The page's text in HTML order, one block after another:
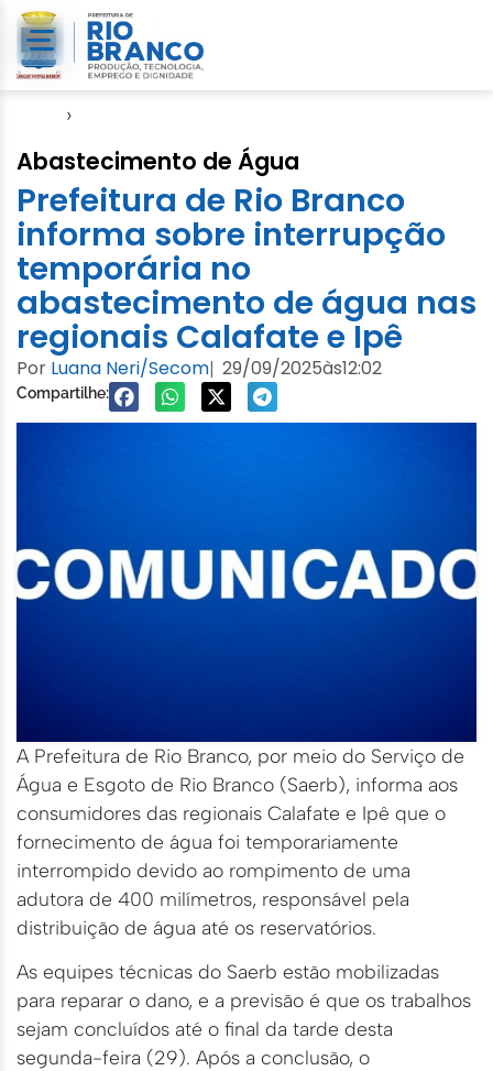
›
Abastecimento de Água
Prefeitura de Rio Branco
informa sobre interrupção
temporária no
abastecimento de água nas
regionais Calafate e Ipê
Por Luana Neri/Secom| 29/09/2025às12:02
Compartilhe:
A Prefeitura de Rio Branco, por meio do Serviço de
Água e Esgoto de Rio Branco (Saerb), informa aos
consumidores das regionais Calafate e Ipê que o
fornecimento de água foi temporariamente
interrompido devido ao rompimento de uma
adutora de 400 milímetros, responsável pela
distribuição de água até os reservatórios.
As equipes técnicas do Saerb estão mobilizadas
para reparar o dano, e a previsão é que os trabalhos
sejam concluídos até o final da tarde desta
segunda-feira (29). Após a conclusão, o